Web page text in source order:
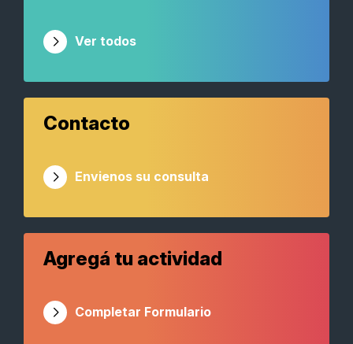
Ver todos
Contacto
Envienos su consulta
Agregá tu actividad
Completar Formulario